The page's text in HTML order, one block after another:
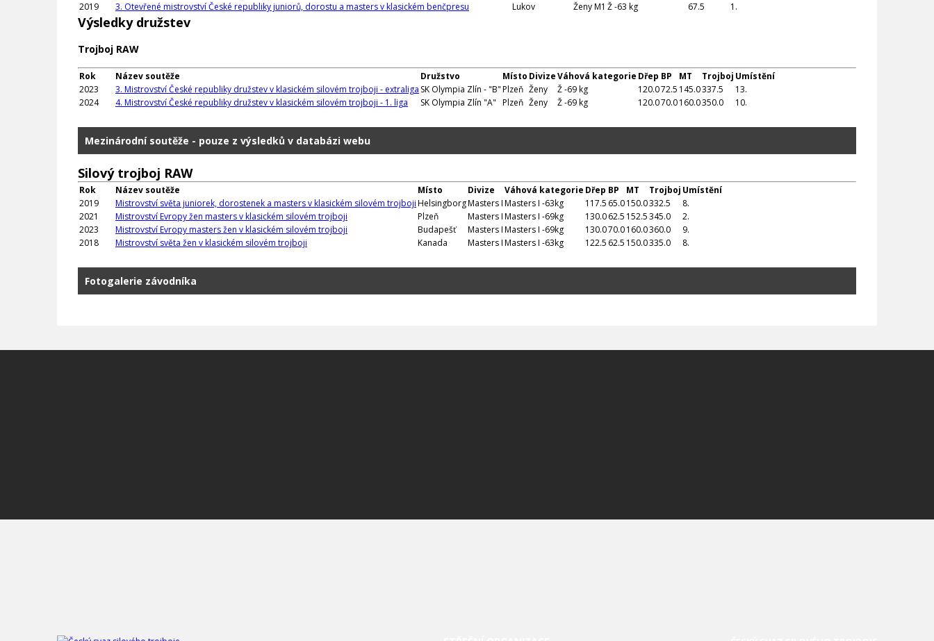
2019
3. Otevřené mistrovství České republiky juniorů, dorostu a masters v klasickém benčpresu Lukov Ženy M1 Ž -63 kg 67.5 1.
Výsledky družstev
Trojboj RAW
Rok Název soutěže Družstvo Místo DivizeVáhová kategorie Dřep BP MT Trojboj Umístění
2023
3. Mistrovství České republiky družstev v klasickém silovém trojboji - extraliga SK Olympia Zlín - "B"Plzeň Ženy Ž -69 kg 120.072.5 145.0337.5
13.
2024
4. Mistrovství České republiky družstev v klasickém silovém trojboji - 1. liga SK Olympia Zlín "A" Plzeň Ženy Ž -69 kg 120.070.0160.0350.0 10.
Mezinárodní soutěže - pouze z výsledků v databázi webu
Silový trojboj RAW
Rok Název soutěže Místo Divize Váhová kategorie Dřep BP MT Trojboj Umístění
2019
Mistrovství světa juniorek, dorostenek a masters v klasickém silovém trojbojiHelsingborgMasters IMasters I -63kg 117.5 65.0150.0332.5
8.
2021
Mistrovství Evropy žen masters v klasickém silovém trojboji Plzeň Masters IMasters I -69kg 130.062.5 152.5345.0
2.
2023
Mistrovství Evropy masters žen v klasickém silovém trojboji Budapešť Masters IMasters I -69kg 130.070.0160.0360.0
9.
2018
Mistrovství světa žen v klasickém silovém trojboji Kanada Masters IMasters I -63kg 122.5 62.5 150.0335.0 8.
Fotogalerie závodníka